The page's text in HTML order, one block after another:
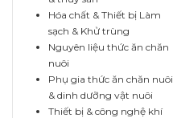
Hóa chất & Thiết bị Làm
sạch & Khử trùng
Nguyên liệu thức ăn chăn
nuôi
Phụ gia thức ăn chăn nuôi
& dinh dưỡng vật nuôi
Thiết bị & công nghệ khí